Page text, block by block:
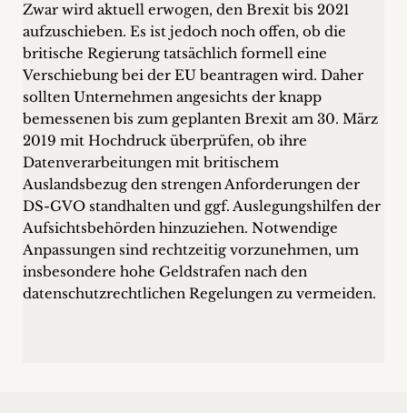
Zwar wird aktuell erwogen, den Brexit bis 2021
aufzuschieben. Es ist jedoch noch offen, ob die
britische Regierung tatsächlich formell eine
Verschiebung bei der EU beantragen wird. Daher
sollten Unternehmen angesichts der knapp
bemessenen bis zum geplanten Brexit am 30. März
2019 mit Hochdruck überprüfen, ob ihre
Datenverarbeitungen mit britischem
Auslandsbezug den strengen Anforderungen der
DS-GVO standhalten und ggf. Auslegungshilfen der
Aufsichtsbehörden hinzuziehen. Notwendige
Anpassungen sind rechtzeitig vorzunehmen, um
insbesondere hohe Geldstrafen nach den
datenschutzrechtlichen Regelungen zu vermeiden.